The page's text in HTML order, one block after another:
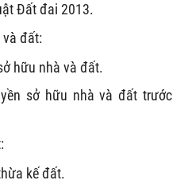
Đất đai 2013.
và đất:
hữu nhà và đất.
sở hữu nhà và đất trước
kế đất.